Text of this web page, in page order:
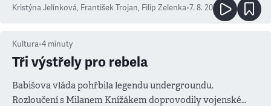
Kristýna Jelínková, František Trojan, Filip Zelenka•7. 8. 2026
Kultura•4 minuty
Tři výstřely pro rebela
Babišova vláda pohřbila legendu undergroundu.
Rozloučení s Milanem Knížákem doprovodily vojenské